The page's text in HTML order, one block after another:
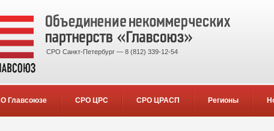
СРО Санкт-Петербург — 8 (812) 339-12-54
О Главсоюзе СРО ЦРС СРО ЦРАСП Регионы